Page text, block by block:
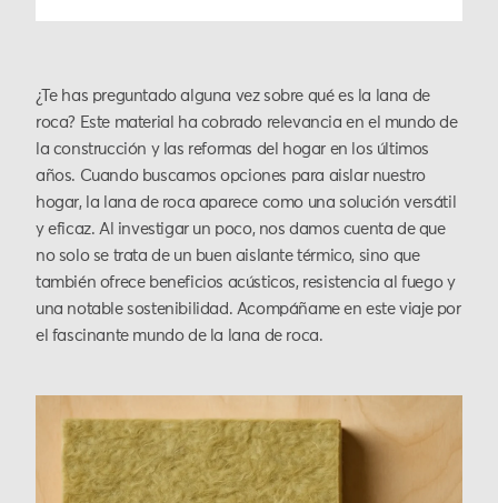
¿Te has preguntado alguna vez sobre qué es la lana de
roca? Este material ha cobrado relevancia en el mundo de
la construcción y las reformas del hogar en los últimos
años. Cuando buscamos opciones para aislar nuestro
hogar, la lana de roca aparece como una solución versátil
y eficaz. Al investigar un poco, nos damos cuenta de que
no solo se trata de un buen aislante térmico, sino que
también ofrece beneficios acústicos, resistencia al fuego y
una notable sostenibilidad. Acompáñame en este viaje por
el fascinante mundo de la lana de roca.